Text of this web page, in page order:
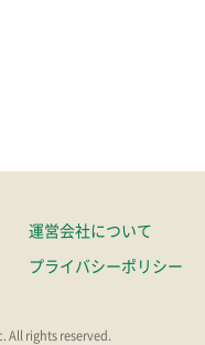
運営会社について
プライバシーポリシー
All rights reserved.